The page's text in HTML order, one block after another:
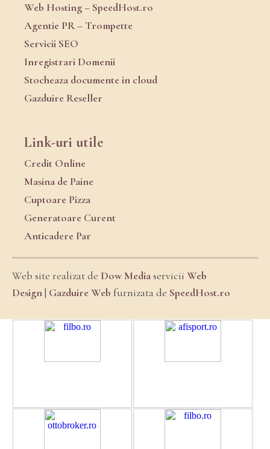
Web Hosting – SpeedHost.ro
Agentie PR – Trompette
Servicii SEO
Inregistrari Domenii
Stocheaza documente in cloud
Gazduire Reseller
Link-uri utile
Credit Online
Masina de Paine
Cuptoare Pizza
Generatoare Curent
Anticadere Par
Web site realizat de Dow Mediaservicii Web
Design| Gazduire Web furnizata de SpeedHost.ro